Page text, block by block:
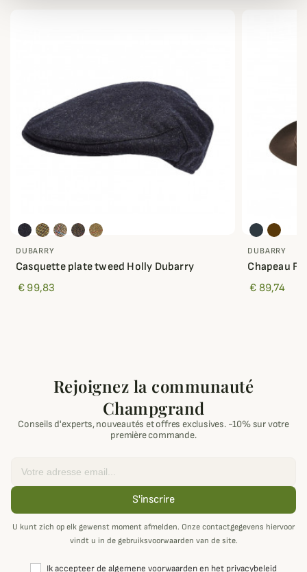
DUBARRY
Casquette plate tweed Holly Dubarry
€ 99,83
DUBARRY
Chapeau
€ 89,74
Rejoignez la communauté
Champgrand
Conseils d'experts, nouveautés et offres exclusives. -10% sur votre
première commande.
S'inscrire
U kunt zich op elk gewenst moment afmelden. Onze contactgegevens hiervoor
vindt u in de gebruiksvoorwaarden van de site.
Ik accepteer de algemene voorwaarden en het privacybeleid